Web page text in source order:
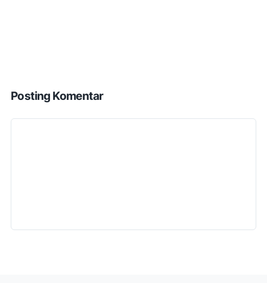
Posting Komentar